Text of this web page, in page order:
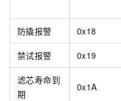
防撬报警 0x18
禁试报警 0x19
滤芯寿命到
期
0x1A